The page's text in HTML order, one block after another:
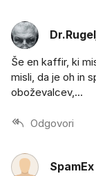
Še en kaffir, ki
misli, da je oh in
oboževalcev,...
Odgovori
SpamEx